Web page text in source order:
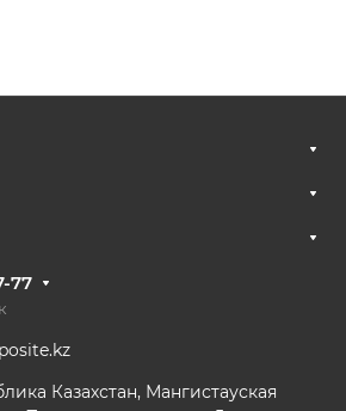
77
Казахстан, Мангистауская